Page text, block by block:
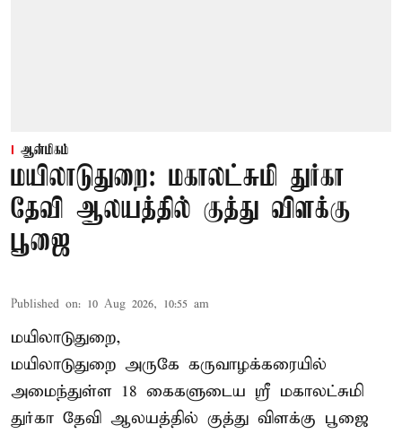
ஆன்மிகம்
மயிலாடுதுறை: மகாலட்சுமி துர்கா
தேவி ஆலயத்தில் குத்து விளக்கு
பூஜை
Published on: 10 Aug 2026, 10:55 am
மயிலாடுதுறை,
மயிலாடுதுறை அருகே கருவாழக்கரையில்
அமைந்துள்ள 18 கைகளுடைய ஸ்ரீ மகாலட்சுமி
துர்கா தேவி ஆலயத்தில் குத்து விளக்கு பூஜை